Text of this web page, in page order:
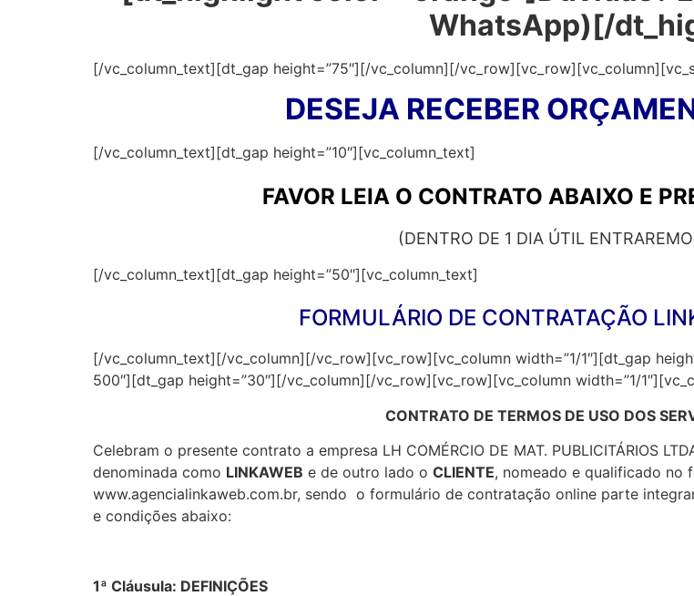
WhatsApp)[/
[/vc_column_text][dt_gap height=”75″][/vc_column][/
DESEJA RECEBER
[/vc_column_text][dt_gap height=”10″][vc_column_text]
FAVOR LEIA O CONTRATO ABAIXO E
(DENTRO DE 1 DIA ÚTIL
[/vc_column_text][dt_gap height=”50″][vc_column_text]
FORMULÁRIO DE CONTRATAÇÃO
[/vc_column_text][/vc_column][/vc_row][vc_row][vc_column width=”1/1″][dt_gap
500″][dt_gap height=”30″][/vc_column][/vc_row][vc_row][vc_column width=”1/
CONTRATO DE TERMOS DE USO DOS
Celebram o presente contrato a empresa LH COMÉRCIO DE MAT. PUBLICITÁRIOS
denominada como LINKAWEB e de outro lado o CLIENTE, nomeado e qualificado no
www.agencialinkaweb.com.br, sendo o formulário de contratação online parte
e condições abaixo:
1ª Cláusula: DEFINIÇÕES